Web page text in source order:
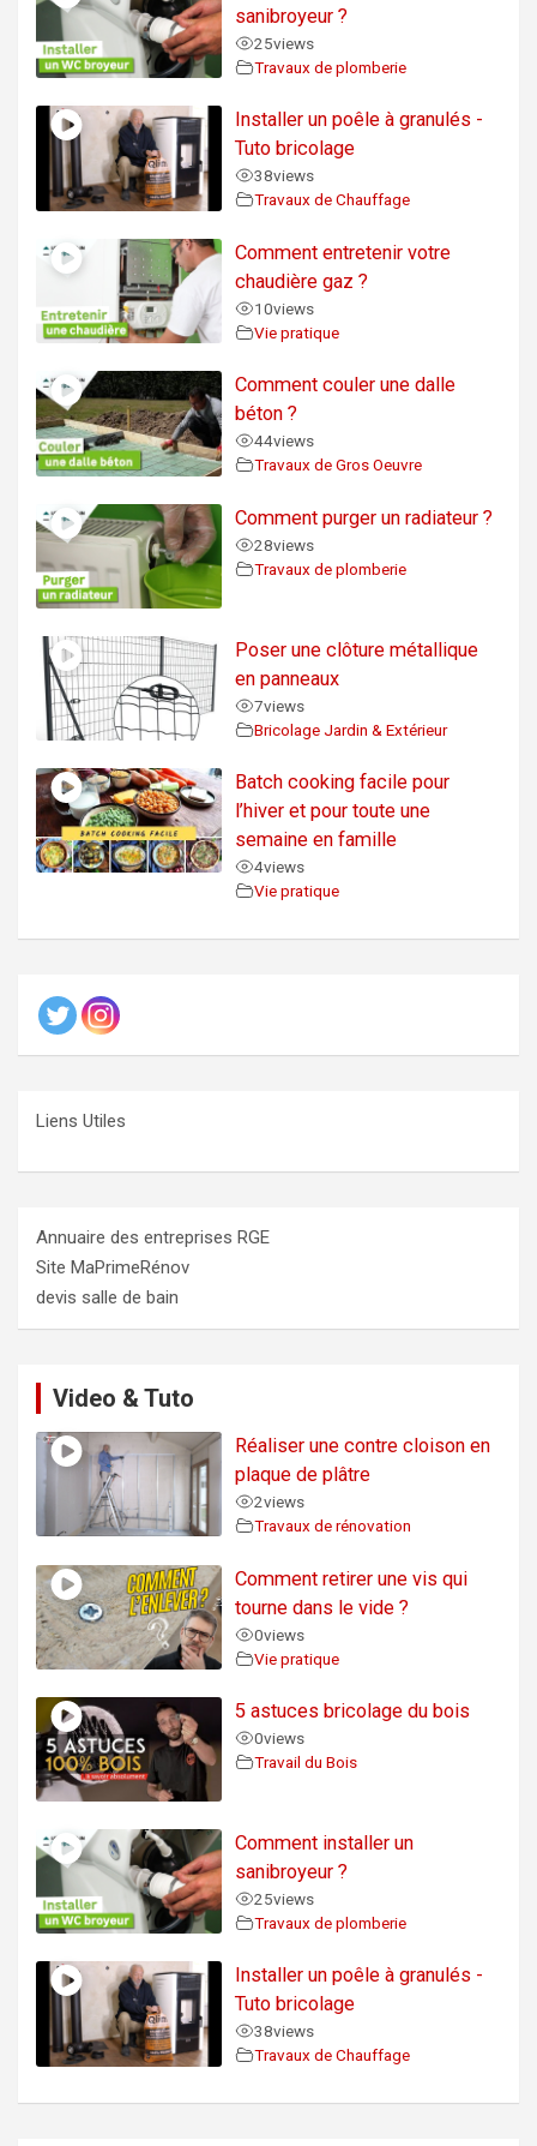
sanibroyeur ?
25views
Travaux de plomberie
Installer un poêle à granulés -
Tuto bricolage
38views
Travaux de Chauffage
Comment entretenir votre
chaudière gaz ?
10views
Vie pratique
Comment couler une dalle
béton ?
44views
Travaux de Gros Oeuvre
Comment purger un radiateur ?
28views
Travaux de plomberie
Poser une clôture métallique
en panneaux
7views
Bricolage Jardin & Extérieur
Batch cooking facile pour
l’hiver et pour toute une
semaine en famille
4views
Vie pratique
Liens Utiles
Annuaire des entreprises RGE
Site MaPrimeRénov
devis salle de bain
Video & Tuto
Réaliser une contre cloison en
plaque de plâtre
2views
Travaux de rénovation
Comment retirer une vis qui
tourne dans le vide ?
0views
Vie pratique
5 astuces bricolage du bois
0views
Travail du Bois
Comment installer un
sanibroyeur ?
25views
Travaux de plomberie
Installer un poêle à granulés -
Tuto bricolage
38views
Travaux de Chauffage